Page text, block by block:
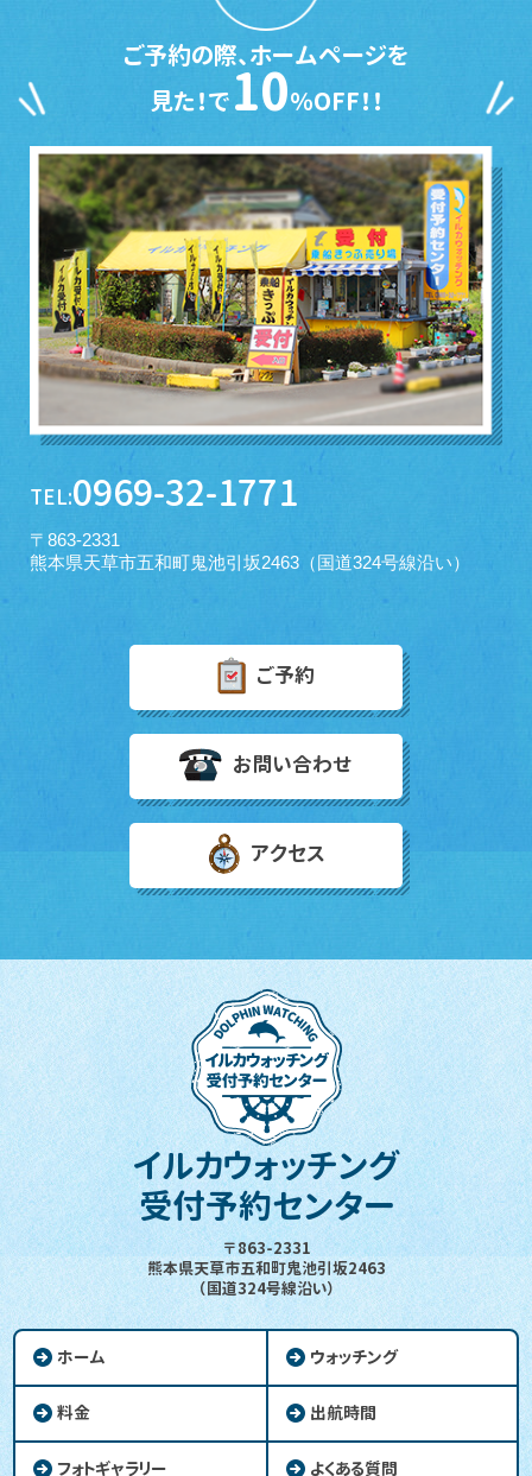
ご予約の際、ホームページを
見た！で10％OFF！！
TEL:0969-32-1771
〒863-2331
熊本県天草市五和町鬼池引坂2463（国道324号線沿い）
ご予約
お問い合わせ
アクセス
イルカウォッチング
受付予約センター
〒863-2331
熊本県天草市五和町鬼池引坂2463
（国道324号線沿い）
ホーム ウォッチング
料金 出航時間
フォトギャラリー よくある質問